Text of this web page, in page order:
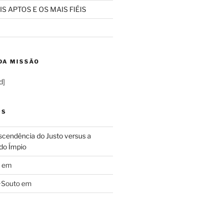
APTOS E OS MAIS FIÉIS
MISSÃO
do Justo versus a
Ímpio
em
em